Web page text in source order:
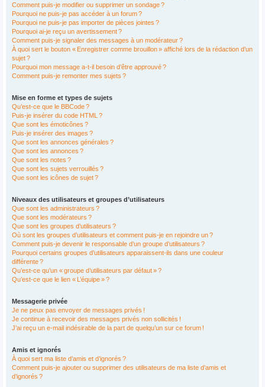
Comment puis-je modifier ou supprimer un sondage ?
Pourquoi ne puis-je pas accéder à un forum ?
Pourquoi ne puis-je pas importer de pièces jointes ?
Pourquoi ai-je reçu un avertissement ?
Comment puis-je signaler des messages à un modérateur ?
À quoi sert le bouton « Enregistrer comme brouillon » affiché lors de la rédaction d’un
sujet ?
Pourquoi mon message a-t-il besoin d’être approuvé ?
Comment puis-je remonter mes sujets ?
Mise en forme et types de sujets
Qu’est-ce que le BBCode ?
Puis-je insérer du code HTML ?
Que sont les émoticônes ?
Puis-je insérer des images ?
Que sont les annonces générales ?
Que sont les annonces ?
Que sont les notes ?
Que sont les sujets verrouillés ?
Que sont les icônes de sujet ?
Niveaux des utilisateurs et groupes d’utilisateurs
Que sont les administrateurs ?
Que sont les modérateurs ?
Que sont les groupes d’utilisateurs ?
Où sont les groupes d’utilisateurs et comment puis-je en rejoindre un ?
Comment puis-je devenir le responsable d’un groupe d’utilisateurs ?
Pourquoi certains groupes d’utilisateurs apparaissent-ils dans une couleur
différente ?
Qu’est-ce qu’un « groupe d’utilisateurs par défaut » ?
Qu’est-ce que le lien « L’équipe » ?
Messagerie privée
Je ne peux pas envoyer de messages privés !
Je continue à recevoir des messages privés non sollicités !
J’ai reçu un e-mail indésirable de la part de quelqu’un sur ce forum !
Amis et ignorés
À quoi sert ma liste d’amis et d’ignorés ?
Comment puis-je ajouter ou supprimer des utilisateurs de ma liste d’amis et
d’ignorés ?